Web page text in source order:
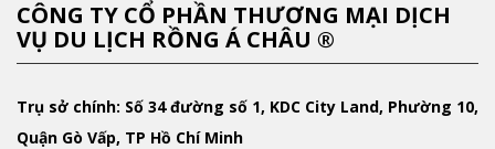
CÔNG TY CỔ PHẦN THƯƠNG MẠI DỊCH
VỤ DU LỊCH RỒNG Á CHÂU ®
Trụ sở chính: Số 34 đường số 1, KDC City Land, Phường 10,
Quận Gò Vấp, TP Hồ Chí Minh